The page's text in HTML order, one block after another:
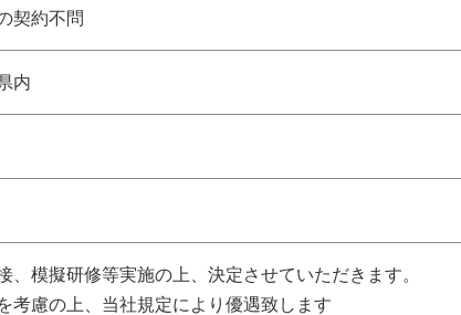
契約不問
内
、模擬研修等実施の上、決定させていただきます。
考慮の上、当社規定により優遇致します